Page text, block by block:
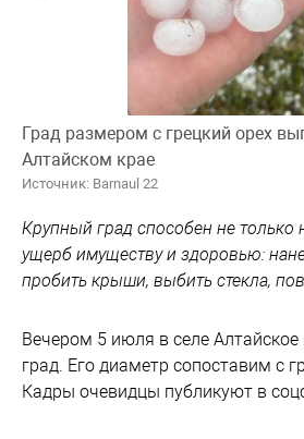
Град размером с грецкий орех
Алтайском крае
Источник: Barnaul 22
Крупный град способен не только
ущерб имуществу и здоровью:
пробить крыши, выбить стекла,
Вечером 5 июля в селе
град. Его диаметр сопоставим с
Кадры очевидцы публикуют в